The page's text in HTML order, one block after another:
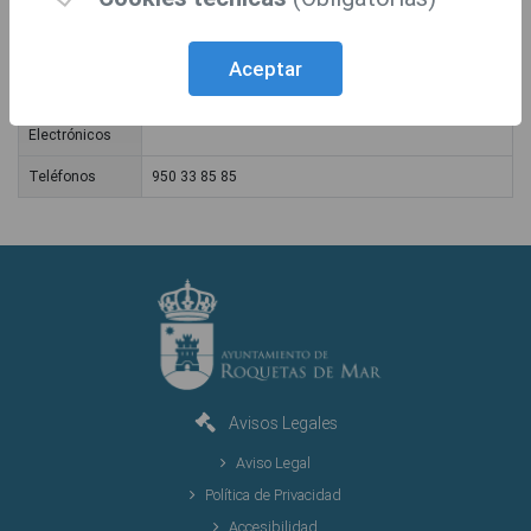
Dirección PLAZA CONSTITUCION S/N
09:00 - 14:00
Electrónicos
Teléfonos 950 33 85 85
Avisos Legales
Aviso Legal
Política de Privacidad
Aceptar